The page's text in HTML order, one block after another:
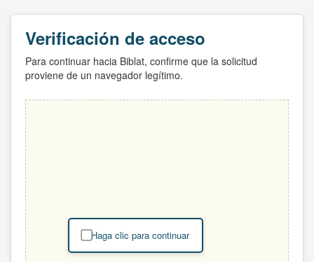
Verificación de acceso
Para continuar hacia Biblat, confirme que la solicitud
proviene de un navegador legítimo.
Haga clic para continuar